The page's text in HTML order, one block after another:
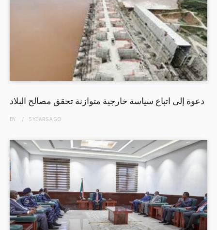
دعوة إلى اتباع سياسة خارجية متوازنة تحقق مصالح البلاد
BY 5 YEARSAGO